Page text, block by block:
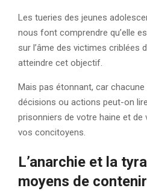
Les tueries des jeunes
nous font comprendre qu’elle
sur l’âme des victimes criblées
atteindre cet objectif.
Mais pas étonnant, car
décisions ou actions peut-on
prisonniers de votre haine et de
vos concitoyens.
L’anarchie et la
moyens de